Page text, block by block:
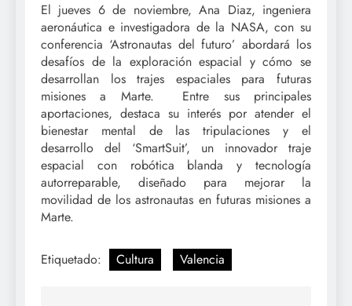
El jueves 6 de noviembre, Ana Diaz, ingeniera
aeronáutica e investigadora de la NASA, con su
conferencia ‘Astronautas del futuro’ abordará los
desafíos de la exploración espacial y cómo se
desarrollan los trajes espaciales para futuras
misiones a Marte. Entre sus principales
aportaciones, destaca su interés por atender el
bienestar mental de las tripulaciones y el
desarrollo del ‘SmartSuit’, un innovador traje
espacial con robótica blanda y tecnología
autorreparable, diseñado para mejorar la
movilidad de los astronautas en futuras misiones a
Marte.
Etiquetado: Cultura Valencia